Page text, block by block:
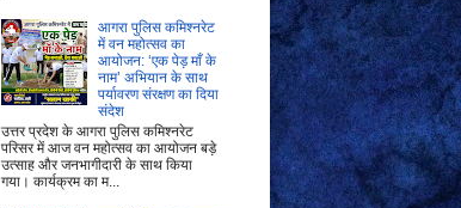
आगरा पुलिस कमिश्नरेट
में वन महोत्सव का
आयोजन: ‘एक पेड़ माँ के
नाम’ अभियान के साथ
पर्यावरण संरक्षण का दिया
संदेश
उत्तर प्रदेश के आगरा पुलिस कमिश्नरेट
परिसर में आज वन महोत्सव का आयोजन बड़े
उत्साह और जनभागीदारी के साथ किया
गया। कार्यक्रम का म...